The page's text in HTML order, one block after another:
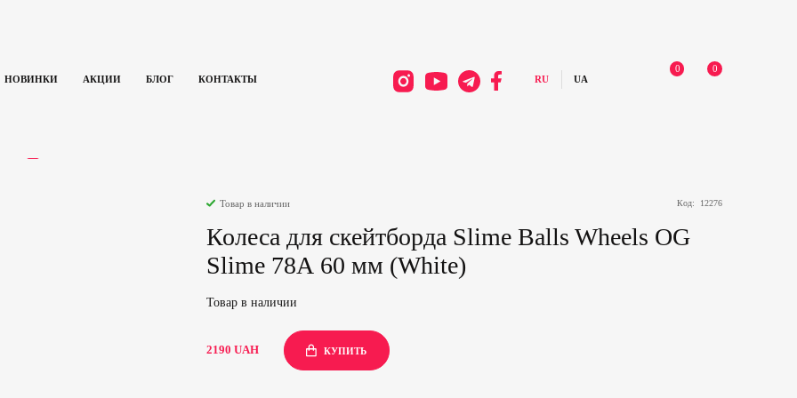
НОВИНКИ АКЦИИ БЛОГ КОНТАКТЫ
0 0
Товар в наличии Код: 12276
Колеса для скейтборда Slime Balls Wheels OG
Slime 78А 60 мм (White)
Товар в наличии
2190 UAH КУПИТЬ